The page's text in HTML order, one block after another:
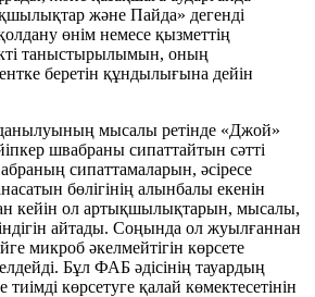
және Пайда» дегенді
өнім немесе қызметтің
таныстырылымын, оның
беретін құндылығына дейін
мысалы ретінде «Джой»
швабраны сипаттайтын сәтті
сипаттамаларын, әсіресе
бөлігінің алынбалы екенін
кейін ол артықшылықтарын, мысалы,
айтады. Соңында ол жуылғаннан
микроб әкелмейтігін көрсете
Бұл ФАБ әдісінің тауардың
көрсетуге қалай көмектесетінін